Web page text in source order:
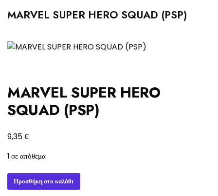
MARVEL SUPER HERO SQUAD (PSP)
MARVEL SUPER HERO
SQUAD (PSP)
9,35€
1 σε απόθεμα
MARVEL
SUPER
Προσθήκη στο καλάθι